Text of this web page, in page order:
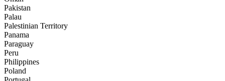
Pakistan
Palau
Palestinian Territory
Panama
Paraguay
Peru
Philippines
Poland